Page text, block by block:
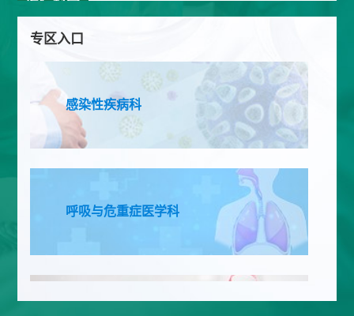
医疗科室
急诊
麻醉科手术室
呼吸与危重症二
病区
健康管理中心
科 心血管内科
肿瘤科
专区入口
感染性疾病科
呼吸与危重症医学科